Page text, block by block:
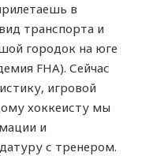
в
транспорта и
городок на юге
FHA). Сейчас
игровой
хоккеисту мы
и
с тренером.